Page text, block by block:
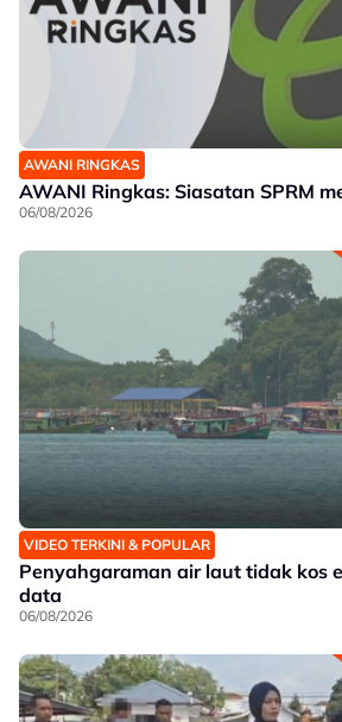
AWANI RINGKAS
AWANI Ringkas: Siasatan SPRM
06/08/2026
VIDEO TERKINI & POPULAR
Penyahgaraman air laut tidak kos
data
06/08/2026